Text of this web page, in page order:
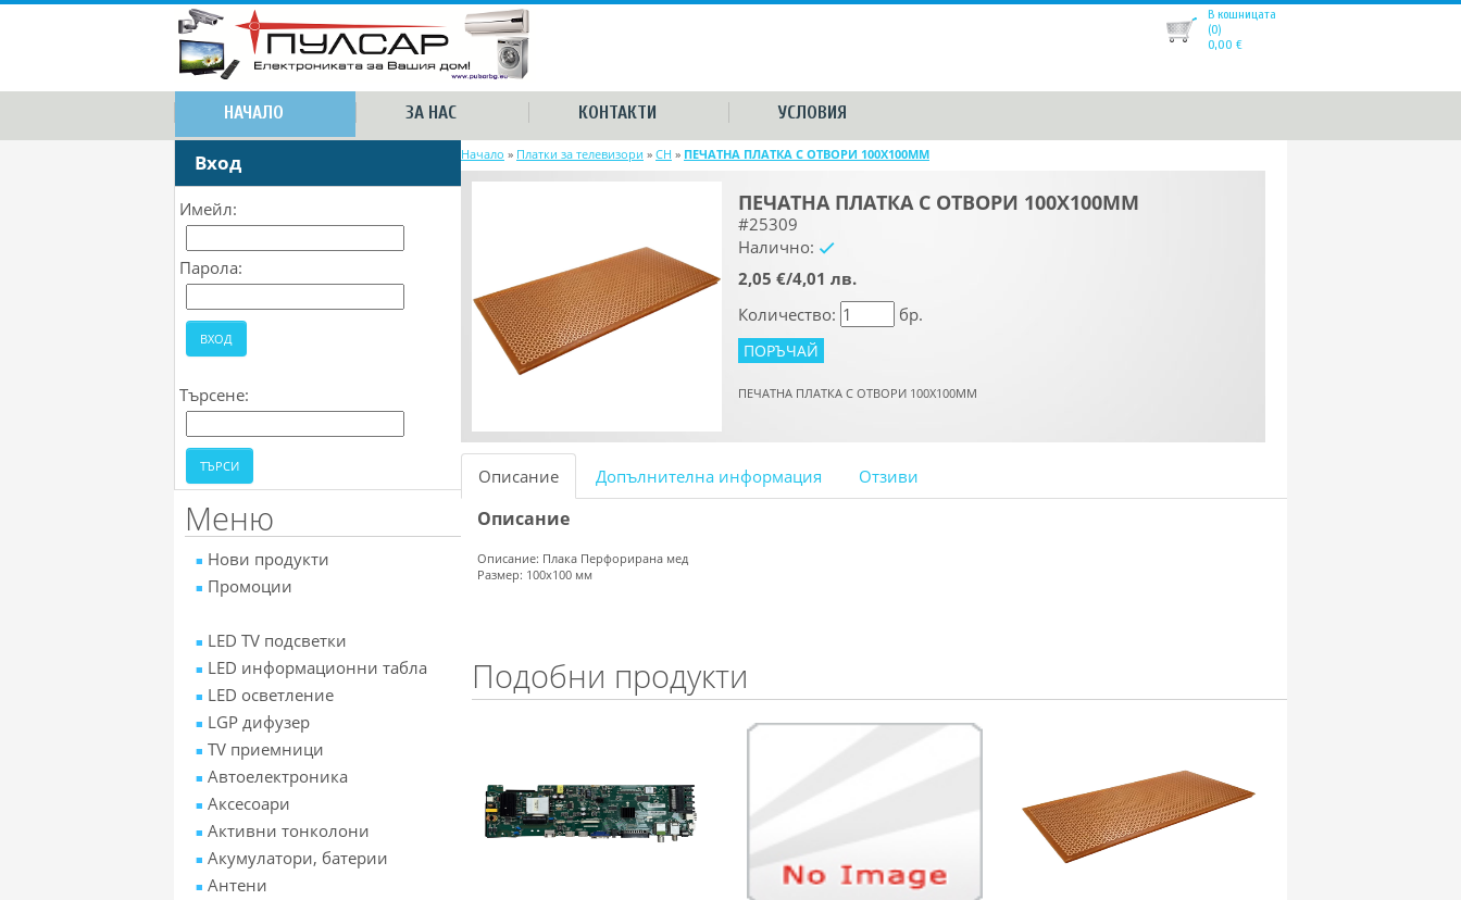
НАЧАЛО ЗА НАС КОНТАКТИ УСЛОВИЯ
В кошницата
(0)
0,00 €
Вход
Имейл:
Парола:
Търсене:
Меню
Нови продукти
Промоции
LED TV подсветки
LED информационни табла
LED осветление
LGP дифузер
TV приемници
Автоелектроника
Аксесоари
Активни тонколони
Акумулатори, батерии
Антени
Начало » Платки за телевизори » CH » ПЕЧАТНА ПЛАТКА С ОТВОРИ 100X100ММ
ПЕЧАТНА ПЛАТКА С ОТВОРИ 100X100ММ
#25309
Налично:
2,05 €/4,01 лв.
Количество: бр.
ПЕЧАТНА ПЛАТКА С ОТВОРИ 100X100MM
Описание Допълнителна информация Отзиви
Описание
Описание: Плака Перфорирана мед
Размер: 100х100 мм
Подобни продукти